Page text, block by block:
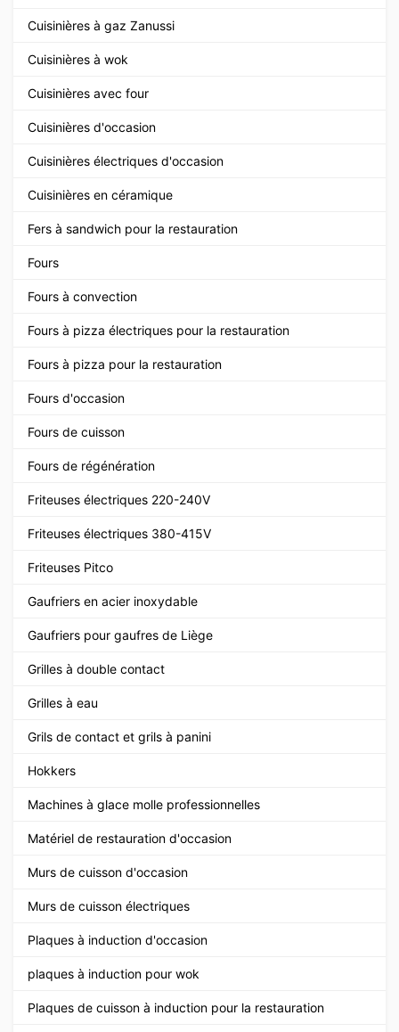
Cuisinières à gaz Zanussi
Cuisinières à wok
Cuisinières avec four
Cuisinières d'occasion
Cuisinières électriques d'occasion
Cuisinières en céramique
Fers à sandwich pour la restauration
Fours
Fours à convection
Fours à pizza électriques pour la restauration
Fours à pizza pour la restauration
Fours d'occasion
Fours de cuisson
Fours de régénération
Friteuses électriques 220-240V
Friteuses électriques 380-415V
Friteuses Pitco
Gaufriers en acier inoxydable
Gaufriers pour gaufres de Liège
Grilles à double contact
Grilles à eau
Grils de contact et grils à panini
Hokkers
Machines à glace molle professionnelles
Matériel de restauration d'occasion
Murs de cuisson d'occasion
Murs de cuisson électriques
Plaques à induction d'occasion
plaques à induction pour wok
Plaques de cuisson à induction pour la restauration